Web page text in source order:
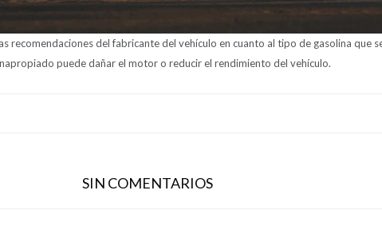
recomendaciones del fabricante del vehículo en cuanto al tipo de gasolina que
puede dañar el motor o reducir el rendimiento del vehículo.
SIN COMENTARIOS